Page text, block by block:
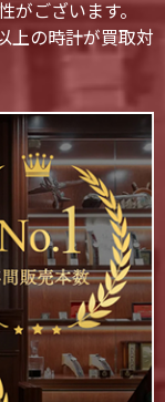
がございます。
上の時計が買取対